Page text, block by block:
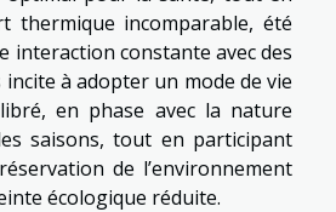
thermique incomparable, été
interaction constante avec des
à adopter un mode de vie
en phase avec la nature
saisons, tout en participant
de l’environnement
écologique réduite.